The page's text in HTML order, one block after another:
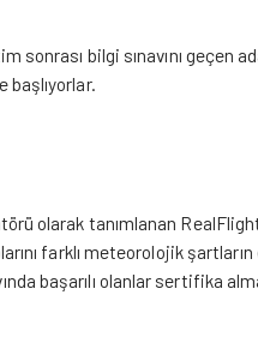
bilgi sınavını geçen
olarak tanımlanan
farklı meteorolojik
başarılı olanlar sertifika